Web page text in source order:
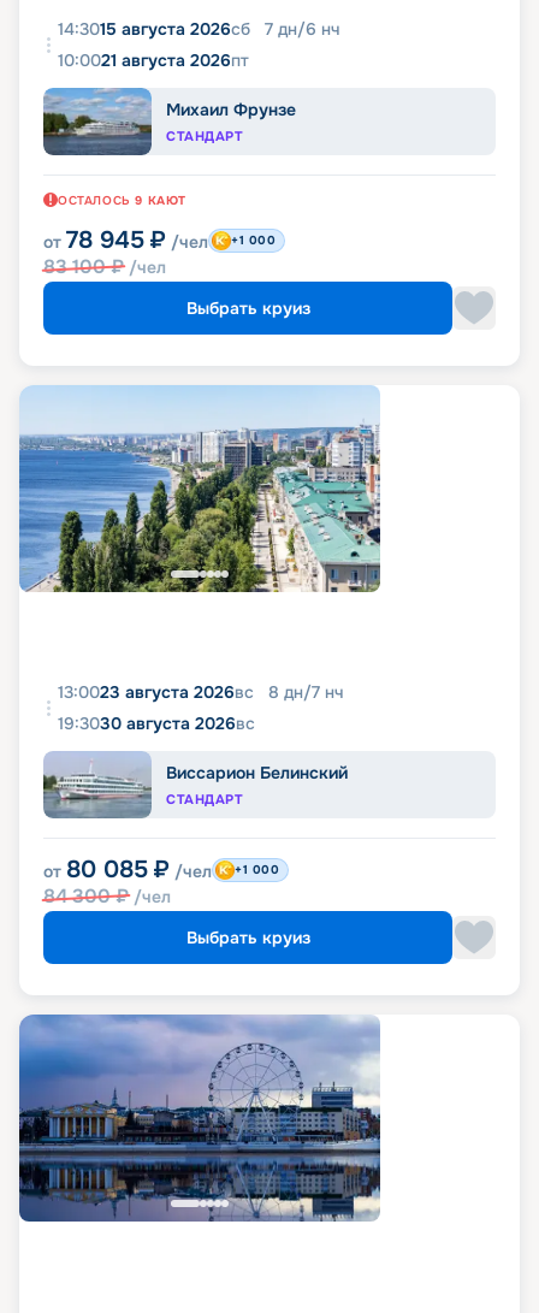
14:3015 августа 2026сб 7 дн/6 нч
10:0021 августа 2026пт
Михаил Фрунзе
СТАНДАРТ
ОСТАЛОСЬ 9 КАЮТ
от 78 945 ₽ /чел
83 100₽ /чел
+1 000
Выбрать круиз
13:0023 августа 2026вс 8 дн/7 нч
19:3030 августа 2026вс
Виссарион Белинский
СТАНДАРТ
от 80 085 ₽ /чел
84 300₽ /чел
+1 000
Выбрать круиз